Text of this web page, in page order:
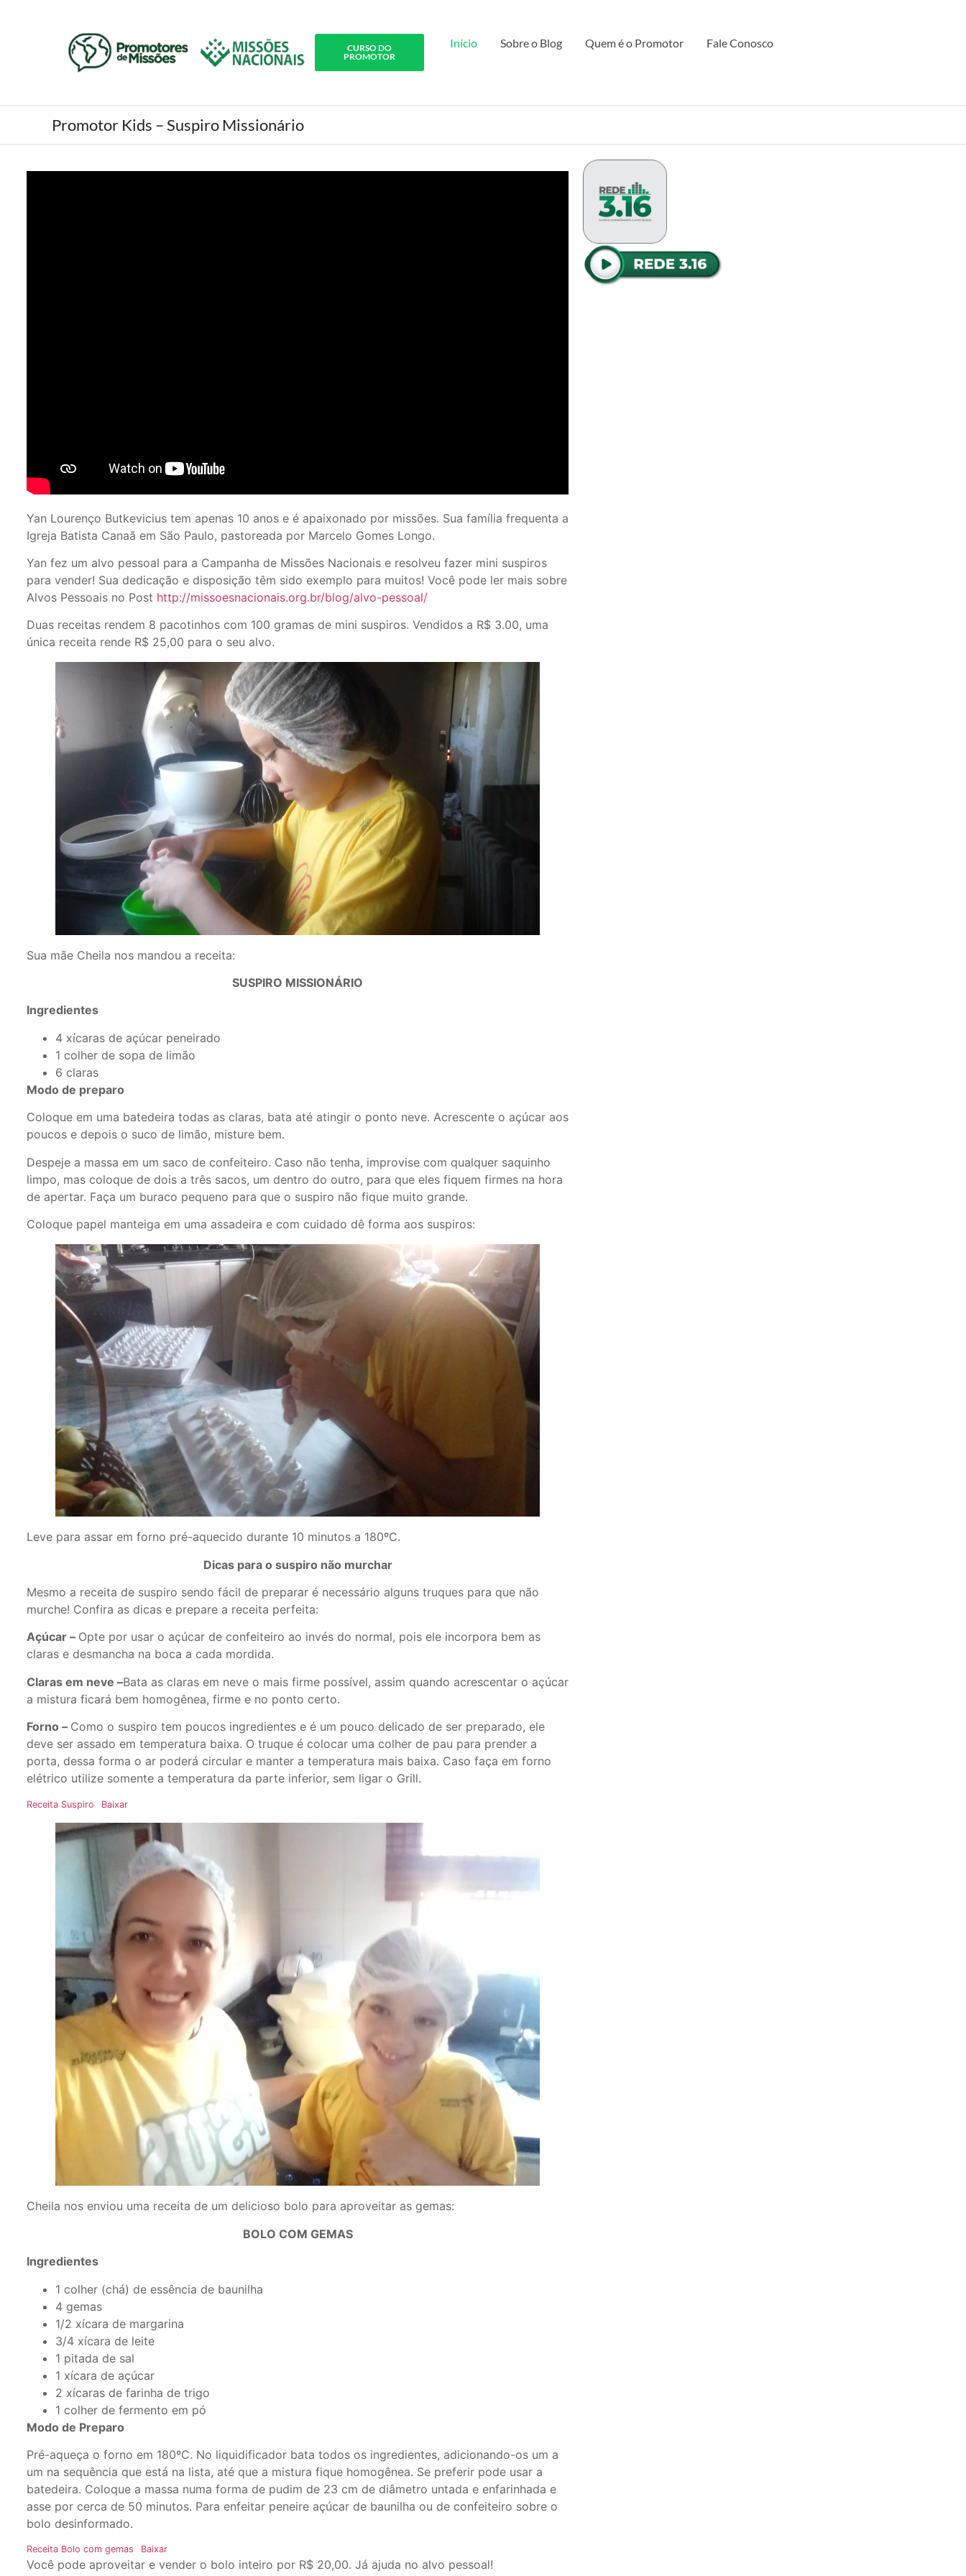
CURSO DO
PROMOTOR
Início Sobre o Blog Quem é o Promotor Fale Conosco
Promotor Kids – Suspiro Missionário
Yan Lourenço Butkevicius tem apenas 10 anos e é apaixonado por missões. Sua família frequenta a
Igreja Batista Canaã em São Paulo, pastoreada por Marcelo Gomes Longo.
Yan fez um alvo pessoal para a Campanha de Missões Nacionais e resolveu fazer mini suspiros
para vender! Sua dedicação e disposição têm sido exemplo para muitos! Você pode ler mais sobre
Alvos Pessoais no Post http://missoesnacionais.org.br/blog/alvo-pessoal/
Duas receitas rendem 8 pacotinhos com 100 gramas de mini suspiros. Vendidos a R$ 3.00, uma
única receita rende R$ 25,00 para o seu alvo.
Sua mãe Cheila nos mandou a receita:
SUSPIRO MISSIONÁRIO
Ingredientes
4 xícaras de açúcar peneirado
1 colher de sopa de limão
6 claras
Modo de preparo
Coloque em uma batedeira todas as claras, bata até atingir o ponto neve. Acrescente o açúcar aos
poucos e depois o suco de limão, misture bem.
Despeje a massa em um saco de confeiteiro. Caso não tenha, improvise com qualquer saquinho
limpo, mas coloque de dois a três sacos, um dentro do outro, para que eles fiquem firmes na hora
de apertar. Faça um buraco pequeno para que o suspiro não fique muito grande.
Coloque papel manteiga em uma assadeira e com cuidado dê forma aos suspiros:
Leve para assar em forno pré-aquecido durante 10 minutos a 180ºC.
Dicas para o suspiro não murchar
Mesmo a receita de suspiro sendo fácil de preparar é necessário alguns truques para que não
murche! Confira as dicas e prepare a receita perfeita:
Açúcar – Opte por usar o açúcar de confeiteiro ao invés do normal, pois ele incorpora bem as
claras e desmancha na boca a cada mordida.
Claras em neve –Bata as claras em neve o mais firme possível, assim quando acrescentar o açúcar
a mistura ficará bem homogênea, firme e no ponto certo.
Forno – Como o suspiro tem poucos ingredientes e é um pouco delicado de ser preparado, ele
deve ser assado em temperatura baixa. O truque é colocar uma colher de pau para prender a
porta, dessa forma o ar poderá circular e manter a temperatura mais baixa. Caso faça em forno
elétrico utilize somente a temperatura da parte inferior, sem ligar o Grill.
Receita Suspiro Baixar
Cheila nos enviou uma receita de um delicioso bolo para aproveitar as gemas:
BOLO COM GEMAS
Ingredientes
1 colher (chá) de essência de baunilha
4 gemas
1/2 xícara de margarina
3/4 xícara de leite
1 pitada de sal
1 xícara de açúcar
2 xícaras de farinha de trigo
1 colher de fermento em pó
Modo de Preparo
Pré-aqueça o forno em 180ºC. No liquidificador bata todos os ingredientes, adicionando-os um a
um na sequência que está na lista, até que a mistura fique homogênea. Se preferir pode usar a
batedeira. Coloque a massa numa forma de pudim de 23 cm de diâmetro untada e enfarinhada e
asse por cerca de 50 minutos. Para enfeitar peneire açúcar de baunilha ou de confeiteiro sobre o
bolo desinformado.
Receita Bolo com gemas Baixar
Você pode aproveitar e vender o bolo inteiro por R$ 20,00. Já ajuda no alvo pessoal!